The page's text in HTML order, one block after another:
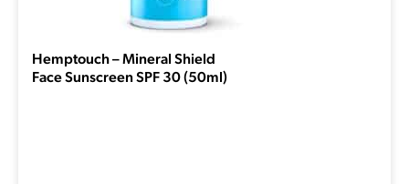
Hemptouch – Mineral Shield
Face Sunscreen SPF 30 (50ml)